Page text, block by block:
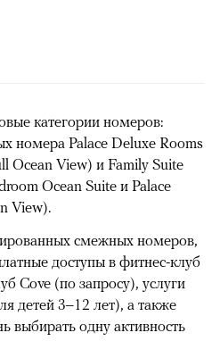
категории номеров:
номера Palace Deluxe Rooms
Ocean View) и Family Suite
Ocean Suite и Palace
View).
смежных номеров,
доступы в фитнес-клуб
Cove (по запросу), услуги
детей 3–12 лет), а также
выбирать одну активность